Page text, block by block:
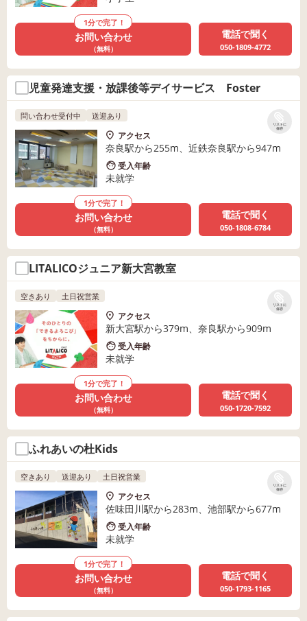
1分で完了！
お問い合わせ
（無料）
電話で聞く
050-1809-4772
児童発達支援・放課後等デイサービス Foster
リストに
保存
問い合わせ受付中 送迎あり
アクセス
奈良駅から255m、近鉄奈良駅から947m
受入年齢
未就学
1分で完了！
お問い合わせ
（無料）
電話で聞く
050-1808-6784
LITALICOジュニア新大宮教室
リストに
保存
空きあり 土日祝営業
アクセス
新大宮駅から379m、奈良駅から909m
受入年齢
未就学
1分で完了！
お問い合わせ
（無料）
電話で聞く
050-1720-7592
ふれあいの杜Kids
リストに
保存
空きあり 送迎あり 土日祝営業
アクセス
佐味田川駅から283m、池部駅から677m
受入年齢
未就学
1分で完了！
お問い合わせ
（無料）
電話で聞く
050-1793-1165